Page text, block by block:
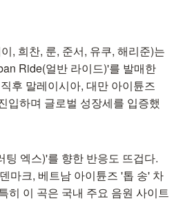
, 희찬, 룬, 준서, 유쿠, 해리준)는
Ride(얼반 라이드)'를 발매한
후 말레이시아, 대만 아이튠즈
입하며 글로벌 성장세를 입증했
팅 엑스)'를 향한 반응도 뜨겁다.
마크, 베트남 아이튠즈 '톱 송' 차
히 이 곡은 국내 주요 음원 사이트